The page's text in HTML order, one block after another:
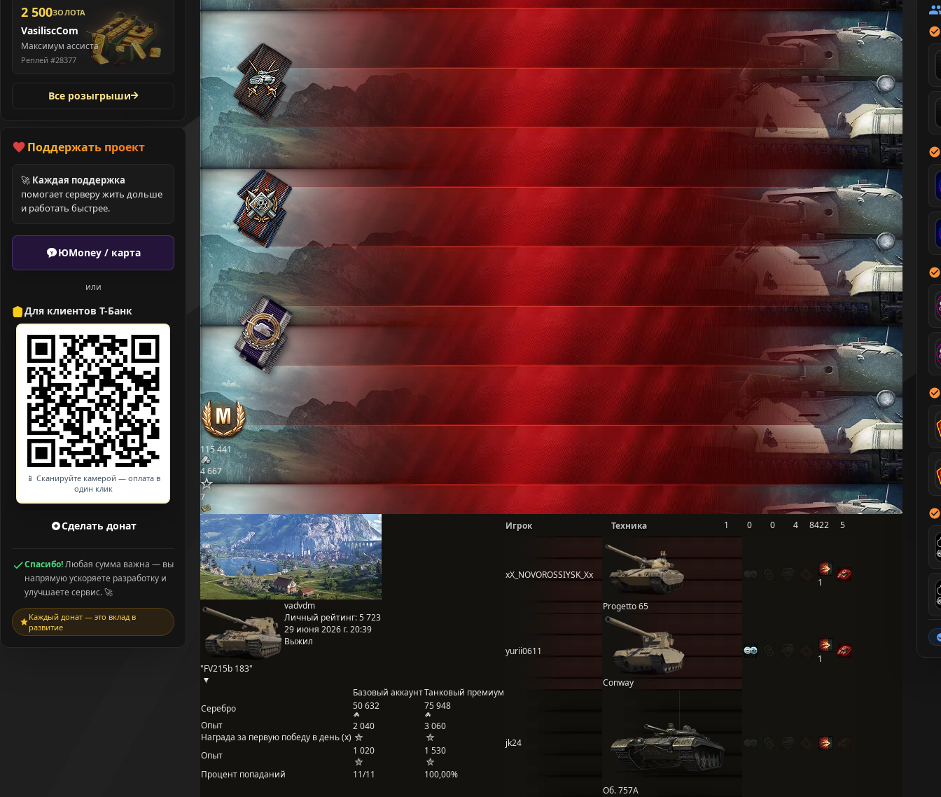
2 500ЗОЛОТА
VasiliscCom
Максимум ассиста
Реплей #28377
Все розыгрыши
Поддержать проект
🚀 Каждая поддержка
помогает серверу жить дольше
и работать быстрее.
ЮMoney / карта
или
Для клиентов Т-Банк
📱 Сканируйте камерой — оплата в
один клик
Сделать донат
Спасибо!Любая сумма важна — вы
напрямую ускоряете разработку и
улучшаете сервис. 🚀
Каждый донат — это вклад в
развитие
115 441
4 667
7
"FV215b 183"
vadvdm
Личный рейтинг:5 723
29 июня 2026 г. 20:39
Выжил
Базовый аккаунтТанковый премиум
Серебро
50 632
75 948
Опыт
Награда за первую победу в день (x)
2 040 3 060
Опыт 1 020
1 530
Процент попаданий
11/11 100,00%
Игрок Техника 1 0 0 4 8422 5
xX_NOVOROSSIYSK_Xx
Progetto 65
1
yurii0611
Conway
1
jk24
Об. 757А